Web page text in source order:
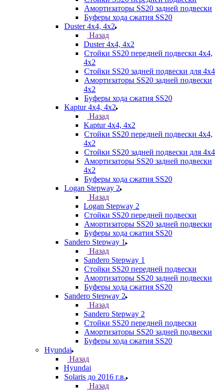
Амортизаторы SS20 задней подвески
Буферы хода сжатия SS20
Duster 4х4, 4x2
Назад
Duster 4х4, 4x2
Стойки SS20 передней подвески 4х4,
4x2
Стойки SS20 задней подвески для 4х4
Амортизаторы SS20 задней подвески
4х2
Буферы хода сжатия SS20
Kaptur 4х4, 4х2
Назад
Kaptur 4х4, 4х2
Стойки SS20 передней подвески 4х4,
4x2
Стойки SS20 задней подвески для 4х4
Амортизаторы SS20 задней подвески
4х2
Буферы хода сжатия SS20
Logan Stepway 2
Назад
Logan Stepway 2
Стойки SS20 передней подвески
Амортизаторы SS20 задней подвески
Буферы хода сжатия SS20
Sandero Stepway 1
Назад
Sandero Stepway 1
Стойки SS20 передней подвески
Амортизаторы SS20 задней подвески
Буферы хода сжатия SS20
Sandero Stepway 2
Назад
Sandero Stepway 2
Стойки SS20 передней подвески
Амортизаторы SS20 задней подвески
Буферы хода сжатия SS20
Hyundai
Назад
Hyundai
Solaris до 2016 г.в.
Назад